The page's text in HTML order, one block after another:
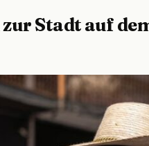
Stadt auf